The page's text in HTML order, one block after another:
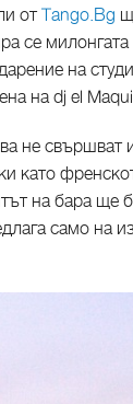
отTango.Bg
се
на
на dj el
не свършват
като
на бара ще
само на